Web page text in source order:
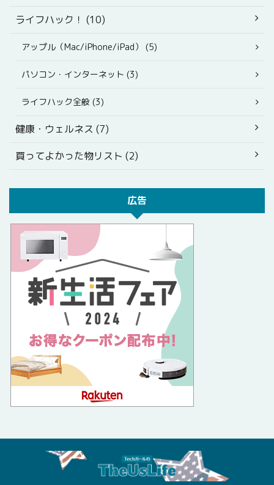
ライフハック！ (10)
アップル（Mac/iPhone/iPad） (5)
パソコン・インターネット (3)
ライフハック全般 (3)
健康・ウェルネス (7)
買ってよかった物リスト (2)
広告